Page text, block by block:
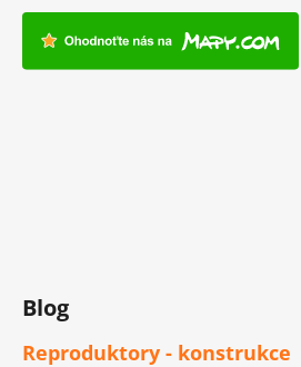
Blog
Reproduktory - konstrukce